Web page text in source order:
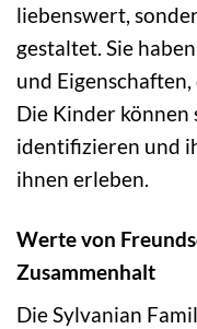
liebenswert,
gestaltet. Sie
und
Die Kinder können
identifizieren und
ihnen erleben.
Werte von
Zusammenhalt
Die Sylvanian